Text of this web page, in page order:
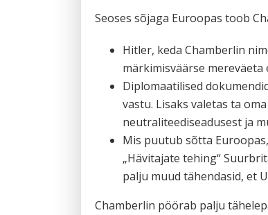
Seoses sõjaga Euroopas toob
Hitler, keda Chamberlin
märkimisväärse
Diplomaatilised
vastu. Lisaks valetas ta
neutraliteediseadusest ja
Mis puutub sõtta
„Hävitajate tehing“
palju muud tähendasid, et
Chamberlin pöörab palju